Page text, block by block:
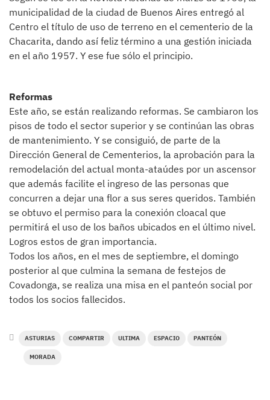
municipalidad de la ciudad de Buenos Aires entregó al
Centro el título de uso de terreno en el cementerio de la
Chacarita, dando así feliz término a una gestión iniciada
en el año 1957. Y ese fue sólo el principio.
Reformas
Este año, se están realizando reformas. Se cambiaron los
pisos de todo el sector superior y se continúan las obras
de mantenimiento. Y se consiguió, de parte de la
Dirección General de Cementerios, la aprobación para la
remodelación del actual monta-ataúdes por un ascensor
que además facilite el ingreso de las personas que
concurren a dejar una flor a sus seres queridos. También
se obtuvo el permiso para la conexión cloacal que
permitirá el uso de los baños ubicados en el último nivel.
Logros estos de gran importancia.
Todos los años, en el mes de septiembre, el domingo
posterior al que culmina la semana de festejos de
Covadonga, se realiza una misa en el panteón social por
todos los socios fallecidos.
ASTURIAS COMPARTIR ULTIMA ESPACIO PANTEÓN
MORADA